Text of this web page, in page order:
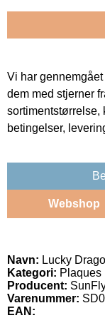
Vi har
dem med stjerner
sortimentstørrelse,
betingelser,
Webshop
Navn: Lucky
Kategori: Plaques
Producent:
Varenummer:
EAN: